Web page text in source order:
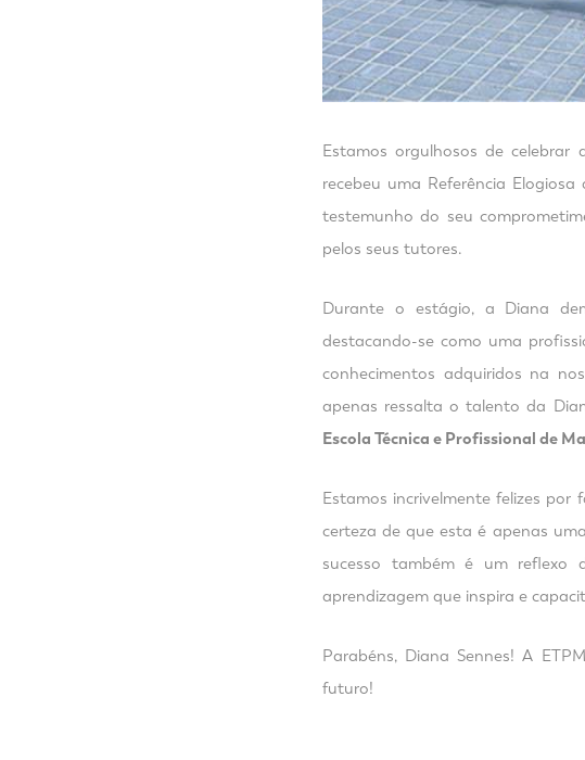
Estamos orgulhosos de celebrar
recebeu uma Referência
testemunho do seu
pelos seus tutores.
Durante o estágio, a Diana
destacando-se como uma
conhecimentos adquiridos na
apenas ressalta o talento da
Escola Técnica e Profissional de
Estamos incrivelmente felizes
certeza de que esta é apenas
sucesso também é um reflexo
aprendizagem que inspira e
Parabéns, Diana Sennes! A
futuro!